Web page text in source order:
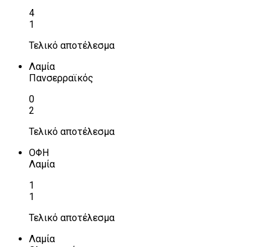
4
1
Τελικό αποτέλεσμα
Λαμία
Πανσερραϊκός
0
2
Τελικό αποτέλεσμα
ΟΦΗ
Λαμία
1
1
Τελικό αποτέλεσμα
Λαμία